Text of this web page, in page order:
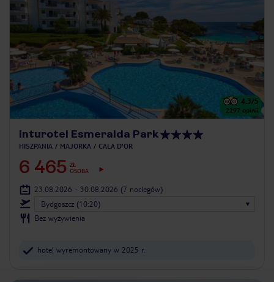
4.3/5
2297 opinii
Inturotel Esmeralda Park
HISZPANIA MAJORKA CALA D’OR
6 465 ZŁ
OSOBA
23.08.2026 - 30.08.2026 (7 noclegów)
Bydgoszcz (10:20)
Bez wyżywienia
hotel wyremontowany w 2025 r.